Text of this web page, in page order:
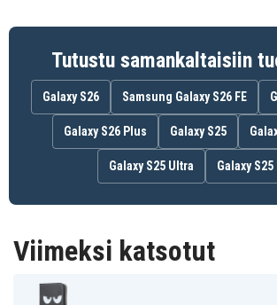
Tutustu samankaltaisiin
Galaxy S26 Samsung Galaxy S26 FE
Galaxy S26 Plus Galaxy S25
Galaxy S25 Ultra Galaxy S25
Viimeksi katsotut